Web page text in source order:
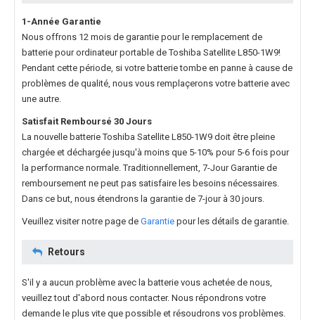
1-Année Garantie
Nous offrons 12 mois de garantie pour le remplacement de
batterie pour ordinateur portable de Toshiba Satellite L850-1W9!
Pendant cette période, si votre batterie tombe en panne à cause de
problèmes de qualité, nous vous remplaçerons votre batterie avec
une autre.
Satisfait Remboursé 30 Jours
La nouvelle batterie Toshiba Satellite L850-1W9 doit être pleine
chargée et déchargée jusqu'à moins que 5-10% pour 5-6 fois pour
la performance normale. Traditionnellement, 7-Jour Garantie de
remboursement ne peut pas satisfaire les besoins nécessaires.
Dans ce but, nous étendrons la garantie de 7-jour à 30 jours.
Veuillez visiter notre page de Garantie pour les détails de garantie.
Retours
S'il y a aucun problème avec la batterie vous achetée de nous,
veuillez tout d'abord nous contacter. Nous répondrons votre
demande le plus vite que possible et résoudrons vos problèmes.